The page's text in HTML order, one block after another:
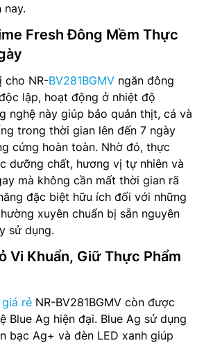
nay.
Fresh Đông Mềm Thực
cho NR-BV281BGMV ngăn đông
lập, hoạt động ở nhiệt độ
nghệ này giúp bảo quản thịt, cá và
trong thời gian lên đến 7 ngày
cứng hoàn toàn. Nhờ đó, thực
dưỡng chất, hương vị tự nhiên và
mà không cần mất thời gian rã
đặc biệt hữu ích đối với những
xuyên chuẩn bị sẵn nguyên
sử dụng.
Vi Khuẩn, Giữ Thực Phẩm
giá rẻ NR-BV281BGMV còn được
Blue Ag hiện đại. Blue Ag sử dụng
bạc Ag+ và đèn LED xanh giúp